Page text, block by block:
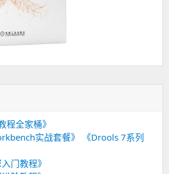
程全家桶》
实战套餐》
《Drools 7系列
门教程》